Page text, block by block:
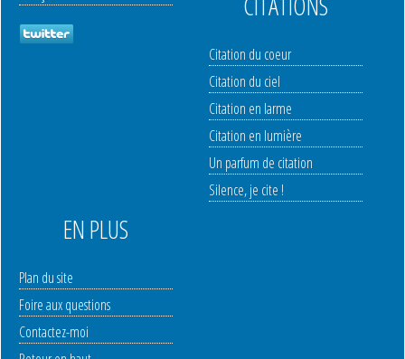
Citation du coeur
Citation du ciel
Citation en larme
Citation en lumière
Un parfum de citation
Silence, je cite !
EN PLUS
Plan du site
Foire aux questions
Contactez-moi